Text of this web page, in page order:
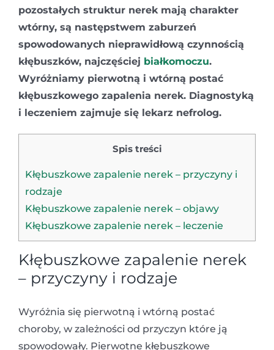
pozostałych struktur nerek mają charakter
wtórny, są następstwem zaburzeń
spowodowanych nieprawidłową czynnością
kłębuszków, najczęściej białkomoczu.
Wyróżniamy pierwotną i wtórną postać
kłębuszkowego zapalenia nerek. Diagnostyką
i leczeniem zajmuje się lekarz nefrolog.
Spis treści
Kłębuszkowe zapalenie nerek – przyczyny i
rodzaje
Kłębuszkowe zapalenie nerek – objawy
Kłębuszkowe zapalenie nerek – leczenie
Kłębuszkowe zapalenie nerek
– przyczyny i rodzaje
Wyróżnia się pierwotną i wtórną postać
choroby, w zależności od przyczyn które ją
spowodowały. Pierwotne kłębuszkowe